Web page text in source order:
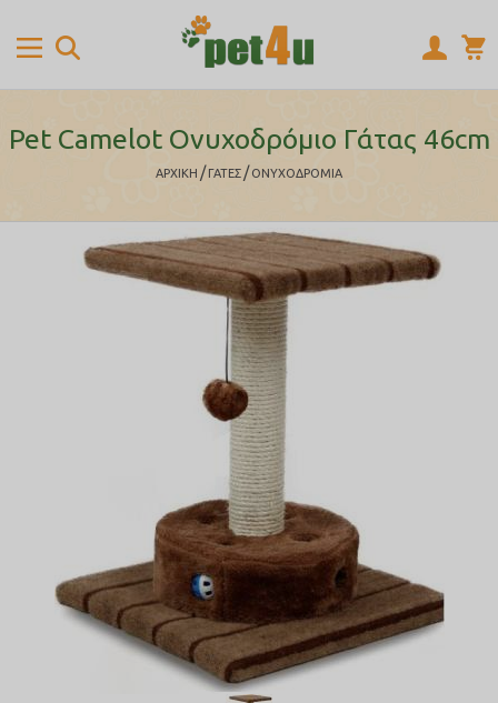
Pet Camelot Ονυχοδρόμιο Γάτας 46cm
ΑΡΧΙΚΉ / ΓΑΤΕΣ / ΟΝΥΧΟΔΡΟΜΙΑ